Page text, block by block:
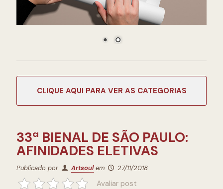
33ª BIENAL DE SÃO PAULO:
AFINIDADES ELETIVAS
Publicado por Artsoul em 27/11/2018
Avaliar post
CATEGORIAS